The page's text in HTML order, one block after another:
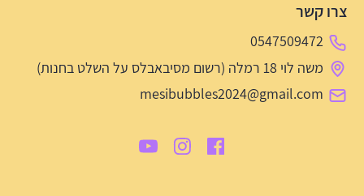
צרו קשר
0547509472
משה לוי 18 רמלה (רשום מסיבאבלס על השלט בחנות)
mesibubbles2024@gmail.com